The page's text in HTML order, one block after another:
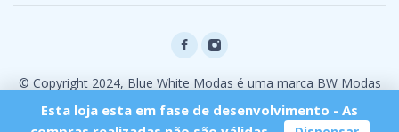
© Copyright 2024, Blue White Modas é uma marca BW Modas
Esta loja esta em fase de desenvolvimento - As